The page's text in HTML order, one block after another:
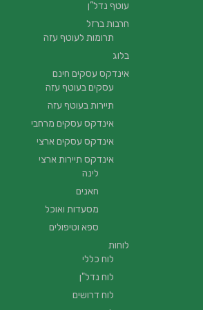
עוטף נדל”ן
חרבות ברזל
תרומות לעוטף עזה
בלוג
אינדקס עסקים חינם
עסקים בעוטף עזה
תיירות בעוטף עזה
אינדקס עסקים מרחבי
אינדקס עסקים ארצי
אינדקס תיירות ארצי
לינה
חאנים
מסעדות ואוכל
ספא וטיפולים
לוחות
לוח כללי
לוח נדל"ן
לוח דרושים